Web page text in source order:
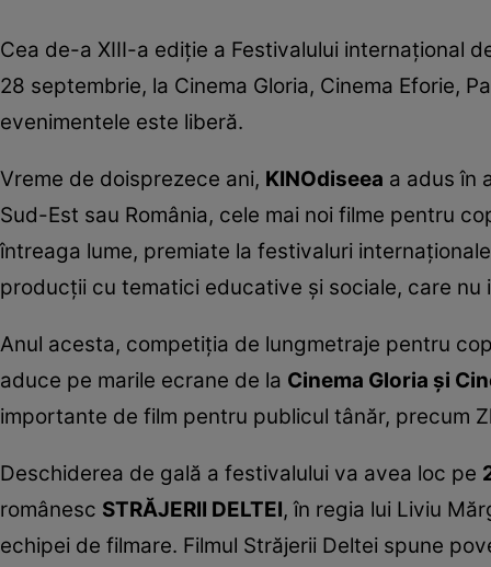
Cea de-a XIII-a ediţie a Festivalului internaţional
28 septembrie, la Cinema Gloria, Cinema Eforie,
evenimentele este liberă.
Vreme de doisprezece ani, KINOdiseea a adus în
Sud-Est sau România, cele mai noi filme pentru
întreaga lume, premiate la festivaluri
producţii cu tematici educative şi sociale, care
Anul acesta, competiţia de lungmetraje pentru
aduce pe marile ecrane de la Cinema Gloria şi
importante de film pentru publicul tânăr, precum
Deschiderea de gală a festivalului va avea loc pe
românesc STRĂJERII DELTEI, în regia lui Liviu
echipei de filmare. Filmul Străjerii Deltei spune